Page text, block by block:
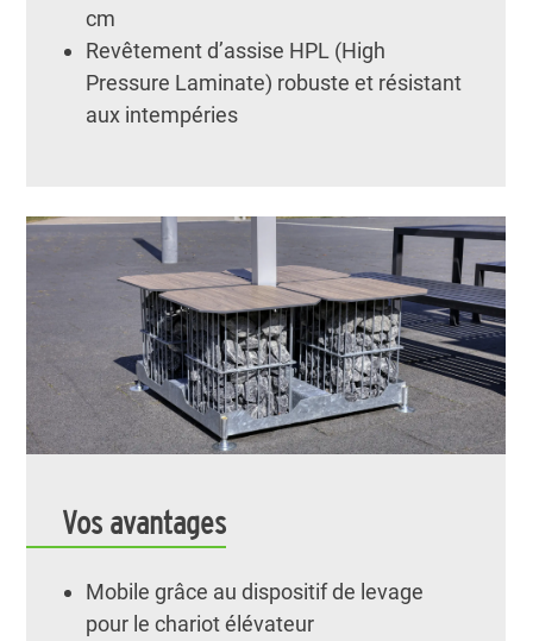
cm
Revêtement d’assise HPL (High
Pressure Laminate) robuste et résistant
aux intempéries
Vos avantages
Mobile grâce au dispositif de levage
pour le chariot élévateur